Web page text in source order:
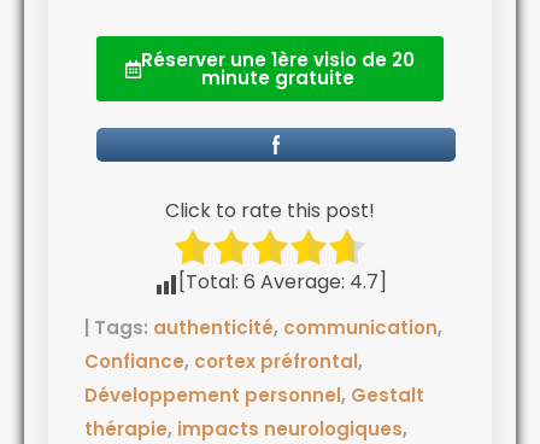
Réserver une 1ère visio de 20
minute gratuite
Click to rate this post!
[Total: 6 Average: 4.7]
| Tags: authenticité, communication,
Confiance, cortex préfrontal,
Développement personnel, Gestalt
thérapie, impacts neurologiques,